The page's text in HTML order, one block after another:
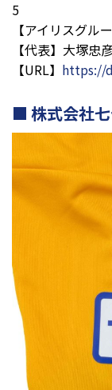
5
【アイリスグル
【代表】大塚忠
【URL】 https://
株式会社七